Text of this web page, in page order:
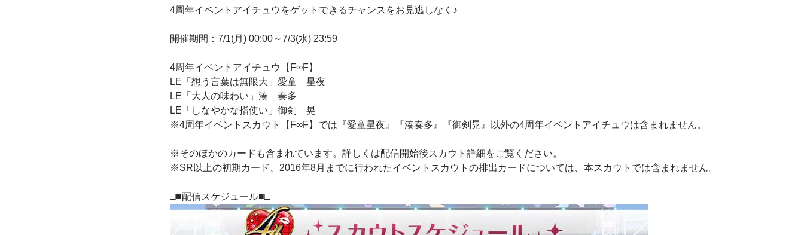
4周年イベントアイチュウをゲットできるチャンスをお見逃しなく♪
開催期間：7/1(月) 00:00～7/3(水) 23:59
4周年イベントアイチュウ【F∞F】
LE「想う言葉は無限大」愛童 星夜
LE「大人の味わい」湊 奏多
LE「しなやかな指使い」御剣 晃
※4周年イベントスカウト【F∞F】では『愛童星夜』『湊奏多』『御剣晃』以外の4周年イベントアイチュウは含まれません。
※そのほかのカードも含まれています。詳しくは配信開始後スカウト詳細をご覧ください。
※SR以上の初期カード、2016年8月までに行われたイベントスカウトの排出カードについては、本スカウトでは含まれません。
□■配信スケジュール■□